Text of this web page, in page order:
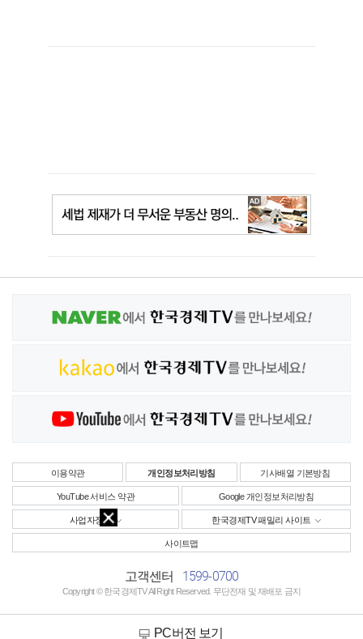
이용약관 개인정보처리방침 기사배열 기본방침
YouTube 서비스 약관 Google 개인정보처리방침
사업자정보 한국경제TV 패밀리 사이트
사이트맵
고객센터 1599-0700
Copyright © 한국경제TV All Right Reserved. 무단전재 및 재배포 금지
PC버전 보기